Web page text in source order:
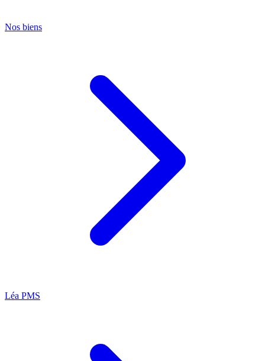
Nos biens
Léa PMS